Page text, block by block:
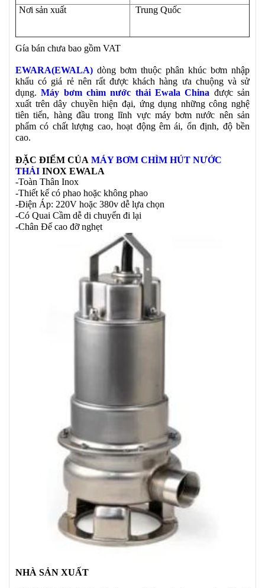
Nơi sản xuất Trung Quốc
Gía bán chưa bao gồm VAT
EWARA(EWALA) dòng bơm thuộc phân khúc bơm nhập
khẩu có giá rẻ nên rất được khách hàng ưa chuộng và sử
dụng.Máy bơm chìm nước thải Ewala China được sản
xuất trên dây chuyền hiện đại, ứng dụng những công nghệ
tiên tiến, hàng đầu trong lĩnh vực máy bơm nước nên sản
phẩm có chất lượng cao, hoạt động êm ái, ổn định, độ bền
cao.
ĐẶC ĐIỂM CỦA MÁY BƠM CHÌM HÚT NƯỚC
THẢI INOX EWALA
-Toàn Thân Inox
-Thiết kế có phao hoặc không phao
-Điện Áp: 220V hoặc 380v dễ lựa chọn
-Có Quai Cầm dễ di chuyển đi lại
-Chân Đế cao đỡ nghẹt
NHÀ SẢN XUẤT